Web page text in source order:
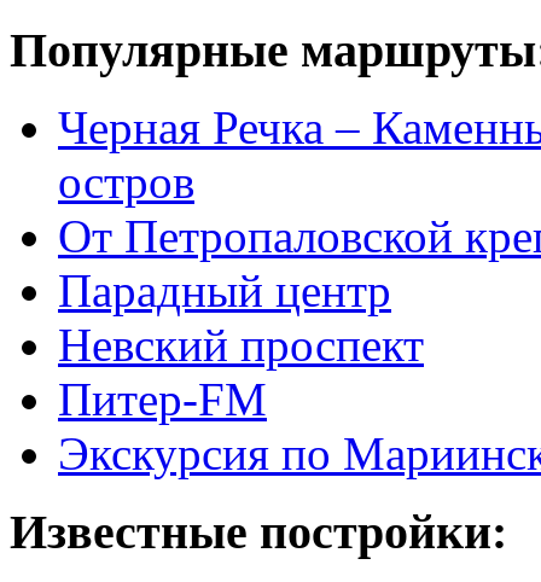
Популярные
Черная Речка –
остров
От Петропаловской
Парадный центр
Невский проспект
Питер-FM
Экскурсия по
Известные постройки: